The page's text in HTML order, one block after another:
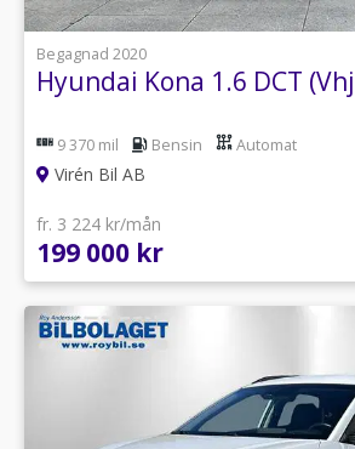
Begagnad 2020
Hyundai Kona 1.6 DCT
9 370 mil Bensin Automat
Virén Bil AB
fr. 3 224 kr/mån
199 000 kr